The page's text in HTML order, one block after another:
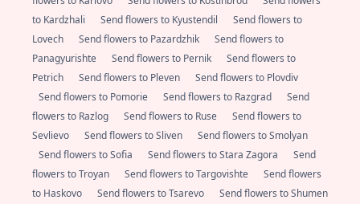
to Kardzhali
Send flowers to Kyustendil
Send flowers to
Lovech
Send flowers to Pazardzhik
Send flowers to
Panagyurishte
Send flowers to Pernik
Send flowers to
Petrich
Send flowers to Pleven
Send flowers to Plovdiv
Send flowers to Pomorie
Send flowers to Razgrad
Send
flowers to Razlog
Send flowers to Ruse
Send flowers to
Sevlievo
Send flowers to Sliven
Send flowers to Smolyan
Send flowers to Sofia
Send flowers to Stara Zagora
Send
flowers to Troyan
Send flowers to Targovishte
Send flowers
to Haskovo
Send flowers to Tsarevo
Send flowers to Shumen